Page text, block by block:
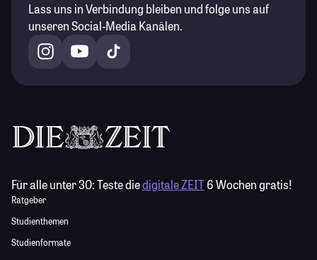
Lass uns in Verbindung bleiben und folge uns auf
unseren Social-Media Kanälen.
Für alle unter 30:Teste diedigitale ZEIT6 Wochen gratis!
Ratgeber
Studienthemen
Studienformate